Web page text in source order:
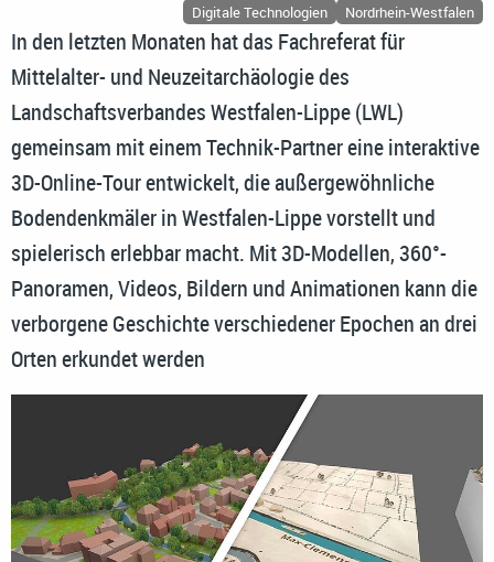
Digitale Technologien Nordrhein-Westfalen
In den letzten Monaten hat das Fachreferat für
Mittelalter- und Neuzeitarchäologie des
Landschaftsverbandes Westfalen-Lippe (LWL)
gemeinsam mit einem Technik-Partner eine interaktive
3D-Online-Tour entwickelt, die außergewöhnliche
Bodendenkmäler in Westfalen-Lippe vorstellt und
spielerisch erlebbar macht. Mit 3D-Modellen, 360°-
Panoramen, Videos, Bildern und Animationen kann die
verborgene Geschichte verschiedener Epochen an drei
Orten erkundet werden